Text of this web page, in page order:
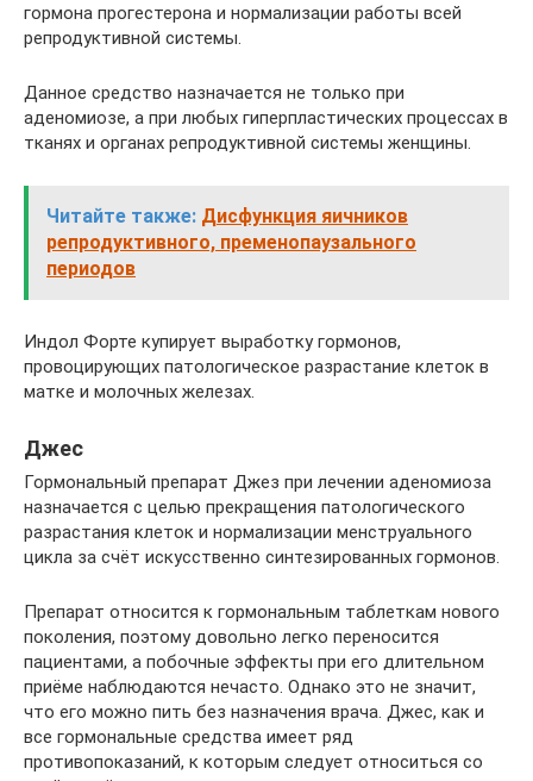
гормона прогестерона и нормализации работы всей
репродуктивной системы.
Данное средство назначается не только при
аденомиозе, а при любых гиперпластических процессах в
тканях и органах репродуктивной системы женщины.
Читайте также: Дисфункция яичников
репродуктивного, пременопаузального
периодов
Индол Форте купирует выработку гормонов,
провоцирующих патологическое разрастание клеток в
матке и молочных железах.
Джес
Гормональный препарат Джез при лечении аденомиоза
назначается с целью прекращения патологического
разрастания клеток и нормализации менструального
цикла за счёт искусственно синтезированных гормонов.
Препарат относится к гормональным таблеткам нового
поколения, поэтому довольно легко переносится
пациентами, а побочные эффекты при его длительном
приёме наблюдаются нечасто. Однако это не значит,
что его можно пить без назначения врача. Джес, как и
все гормональные средства имеет ряд
противопоказаний, к которым следует относиться со